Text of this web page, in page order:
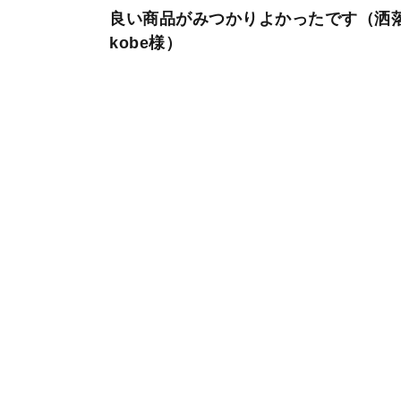
良い商品がみつかりよかったです（洒
kobe様）